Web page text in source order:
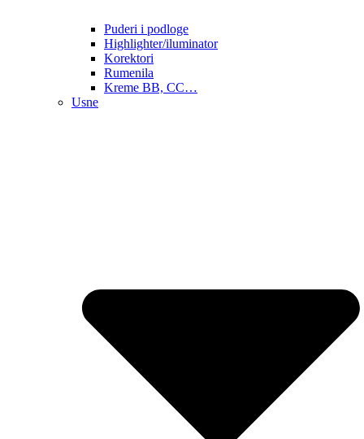
Puderi i podloge
Highlighter/iluminator
Korektori
Rumenila
Kreme BB, CC…
Usne